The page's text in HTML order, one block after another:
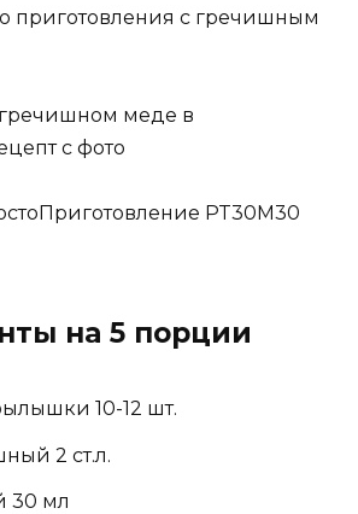
приготовления с гречишным
PT30M30
на 5 порции
10-12 шт.
2 ст.л.
30 мл